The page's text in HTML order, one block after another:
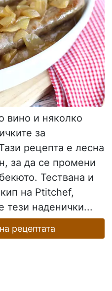
вино и няколко
за
рецепта е лесна
за да се промени
Тествана и
на Ptitchef,
тези наденички...
рецептата